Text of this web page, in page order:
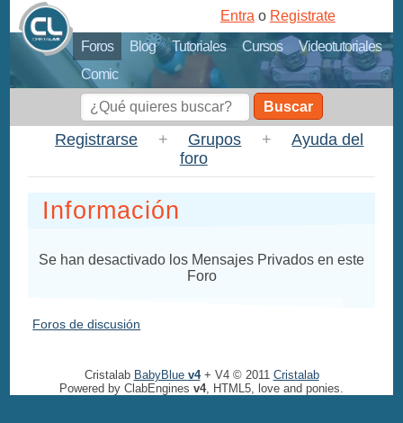
Foros Blog Tutoriales Cursos
Videotutoriales
Comic
Entra o Registrate
Buscar
Registrarse + Grupos +
Ayuda del
foro
Información
Se han desactivado los Mensajes Privados en este
Foro
Foros de discusión
Cristalab BabyBlue v4+ V4 © 2011 Cristalab
Powered by ClabEngines v4, HTML5, love and ponies.